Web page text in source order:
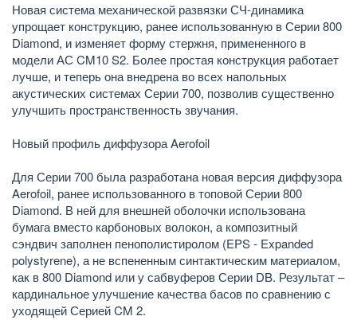
Новая система механической развязки СЧ-динамика
упрощает конструкцию, ранее использованную в Серии 800
Diamond, и изменяет форму стержня, примененного в
модели АС CM10 S2. Более простая конструкция работает
лучше, и теперь она внедрена во всех напольных
акустических системах Серии 700, позволив существенно
улучшить пространственность звучания.
Новый профиль диффузора Aerofoil
Для Серии 700 была разработана новая версия диффузора
Aerofoil, ранее использованного в топовой Серии 800
Diamond. В ней для внешней оболочки использована
бумага вместо карбоновых волокон, а композитный
сэндвич заполнен пенополистиролом (EPS - Expanded
polystyrene), а не вспененным синтактическим материалом,
как в 800 Diamond или у сабвуферов Серии DB. Результат –
кардинальное улучшение качества басов по сравнению с
уходящей Серией CM 2.